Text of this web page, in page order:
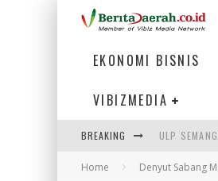
EKONOMI BISNIS
VIBIZMEDIA
BREAKING BAKMI
KETIKA
Home Denyut Sabang